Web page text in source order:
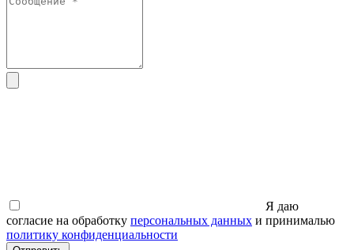
Я даю
согласие на обработку персональных данных и принималью
политику конфиденциальности